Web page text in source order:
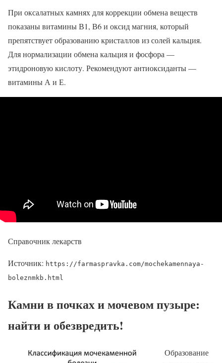
При оксалатных камнях для коррекции обмена веществ
показаны витамины В1, В6 и оксид магния, который
препятствует образованию кристаллов из солей кальция.
Для нормализации обмена кальция и фосфора —
этидроновую кислоту. Рекомендуют антиоксиданты —
витамины А и Е.
Справочник лекарств
Источник: https://farmaspravka.com/mochekamennaya-
boleznmkb.html
Камни в почках и мочевом пузыре:
найти и обезвредить!
Образование